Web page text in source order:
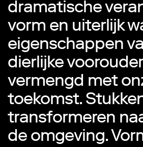
dramatische
vorm en uiterlijk
eigenschappen
dierlijke
vermengd met
toekomst.
transformeren
de omgeving.